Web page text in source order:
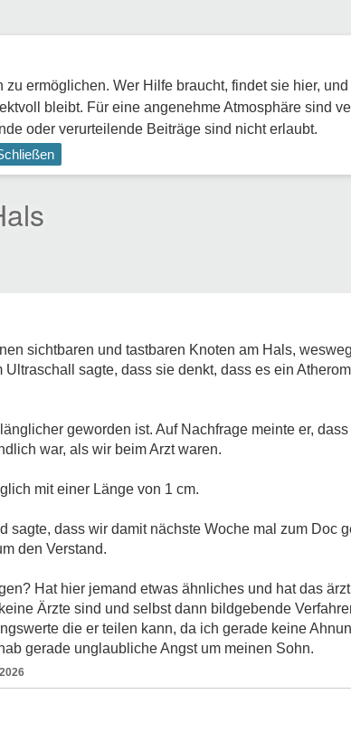
ermöglichen. Wer Hilfe braucht, findet sie hier,
bleibt. Für eine angenehme Atmosphäre sind
oder verurteilende Beiträge sind nicht erlaubt.
sichtbaren und tastbaren Knoten am Hals,
sagte, dass sie denkt, dass es ein
geworden ist. Auf Nachfrage meinte er,
war, als wir beim Arzt waren.
mit einer Länge von 1 cm.
sagte, dass wir damit nächste Woche mal zum Doc
den Verstand.
Hat hier jemand etwas ähnliches und hat das
Ärzte sind und selbst dann bildgebende
die er teilen kann, da ich gerade keine
gerade unglaubliche Angst um meinen Sohn.